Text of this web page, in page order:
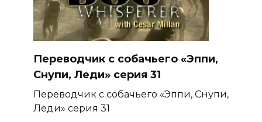
Переводчик с собачьего «Эппи,
Снупи, Леди» серия 31
Переводчик с собачьего «Эппи, Снупи,
Леди» серия 31